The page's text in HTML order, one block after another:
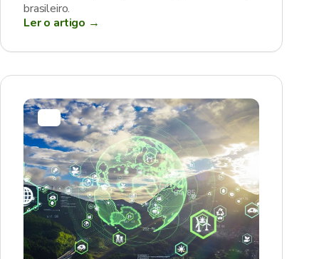
brasileiro.
Ler o artigo →